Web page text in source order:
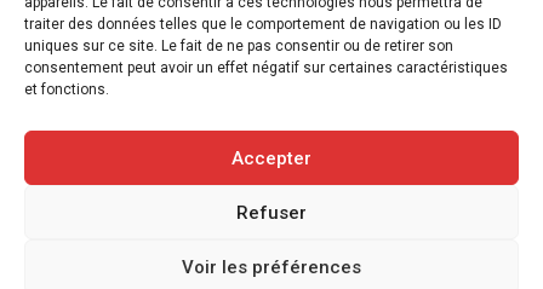
traiter des données telles que le comportement de navigation ou les ID
uniques sur ce site. Le fait de ne pas consentir ou de retirer son
consentement peut avoir un effet négatif sur certaines caractéristiques
et fonctions.
Accepter
Refuser
Voir les préférences
sauvages déjà victimes de l’incendie
d’Achères-la-Forêt
7 août 2026